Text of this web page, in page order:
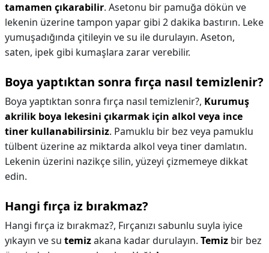
tamamen çıkarabilir. Asetonu bir pamuğa dökün ve
lekenin üzerine tampon yapar gibi 2 dakika bastırın. Leke
yumuşadığında çitileyin ve su ile durulayın. Aseton,
saten, ipek gibi kumaşlara zarar verebilir.
Boya yaptıktan sonra fırça nasıl temizlenir?
Boya yaptıktan sonra fırça nasıl temizlenir?, Kurumuş
akrilik boya lekesini çıkarmak için alkol veya ince
tiner kullanabilirsiniz. Pamuklu bir bez veya pamuklu
tülbent üzerine az miktarda alkol veya tiner damlatın.
Lekenin üzerini nazikçe silin, yüzeyi çizmemeye dikkat
edin.
Hangi fırça iz bırakmaz?
Hangi fırça iz bırakmaz?, Fırçanızı sabunlu suyla iyice
yıkayın ve su temizakana kadar durulayın. Temiz bir bez